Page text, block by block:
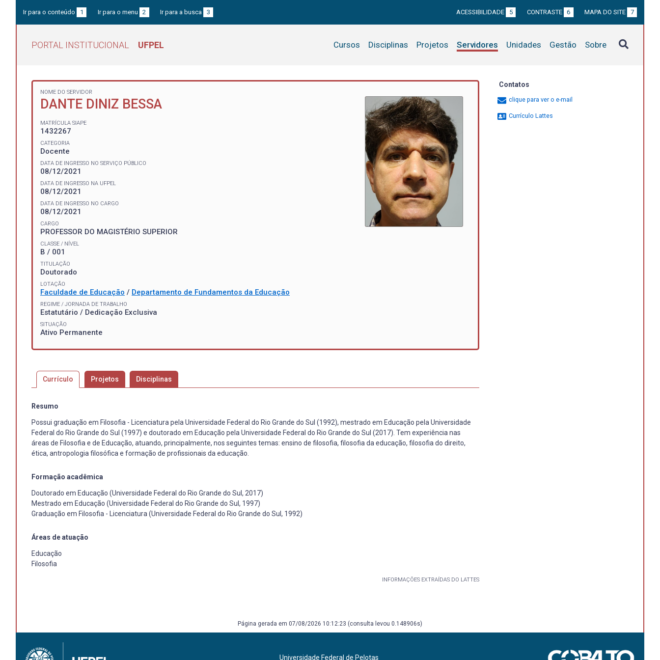
Ir para o conteúdo 1 Ir para o menu 2 Ir para a busca 3 ACESSIBILIDADE 5 CONTRASTE 6 MAPA DO SITE 7
PORTAL INSTITUCIONAL UFPEL Cursos Disciplinas Projetos Servidores Unidades Gestão Sobre
NOME DO SERVIDOR
DANTE DINIZ BESSA
MATRÍCULA SIAPE
1432267
CATEGORIA
Docente
DATA DE INGRESSO NO SERVIÇO PÚBLICO
08/12/2021
DATA DE INGRESSO NA UFPEL
08/12/2021
DATA DE INGRESSO NO CARGO
08/12/2021
CARGO
PROFESSOR DO MAGISTÉRIO SUPERIOR
CLASSE / NÍVEL
B / 001
TITULAÇÃO
Doutorado
LOTAÇÃO
Faculdade de Educação / Departamento de Fundamentos da Educação
REGIME / JORNADA DE TRABALHO
Estatutário / Dedicação Exclusiva
SITUAÇÃO
Ativo Permanente
Currículo Projetos Disciplinas
Resumo
Possui graduação em Filosofia - Licenciatura pela Universidade Federal do Rio Grande do Sul (1992), mestrado em Educação pela Universidade
Federal do Rio Grande do Sul (1997) e doutorado em Educação pela Universidade Federal do Rio Grande do Sul (2017). Tem experiência nas
áreas de Filosofia e de Educação, atuando, principalmente, nos seguintes temas: ensino de filosofia, filosofia da educação, filosofia do direito,
ética, antropologia filosófica e formação de profissionais da educação.
Formação acadêmica
Doutorado em Educação (Universidade Federal do Rio Grande do Sul, 2017)
Mestrado em Educação (Universidade Federal do Rio Grande do Sul, 1997)
Graduação em Filosofia - Licenciatura (Universidade Federal do Rio Grande do Sul, 1992)
Áreas de atuação
Educação
Filosofia
INFORMAÇÕES EXTRAÍDAS DO LATTES
Contatos
clique para ver o e-mail
Currículo Lattes
Página gerada em 07/08/2026 10:12:23 (consulta levou 0.148906s)
Universidade Federal de Pelotas